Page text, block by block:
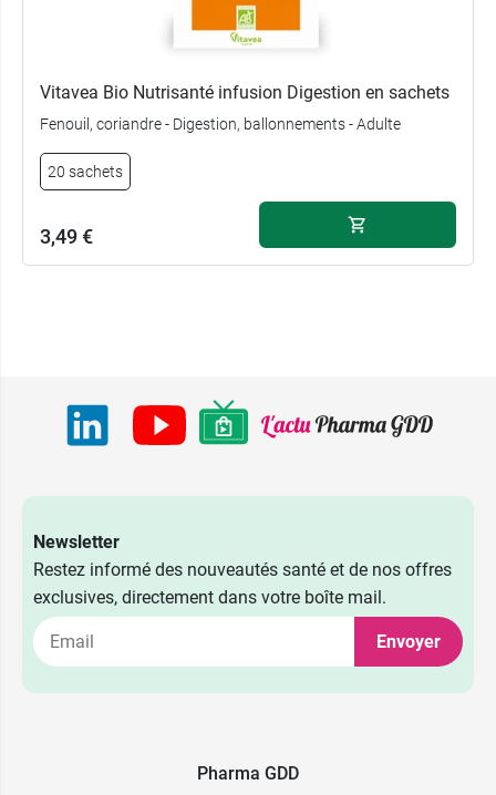
Vitavea Bio Nutrisanté infusion Digestion en sachets
Fenouil, coriandre - Digestion, ballonnements - Adulte
20 sachets
3,49 €
Newsletter
Restez informé des nouveautés santé et de nos offres
exclusives, directement dans votre boîte mail.
Envoyer
Pharma GDD